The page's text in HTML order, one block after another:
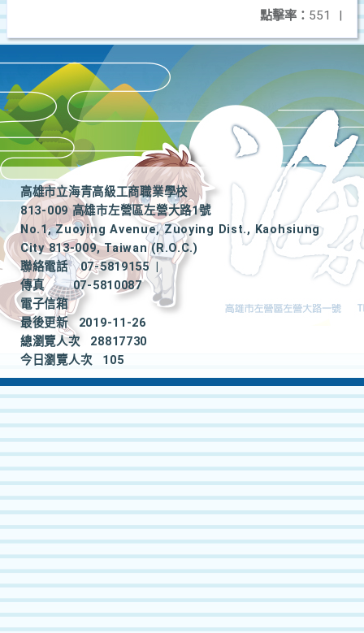
點擊率： 551 |
高雄市立海青高級工商職業學校
813-009 高雄市左營區左營大路1號
No.1, Zuoying Avenue, Zuoying Dist., Kaohsiung
City 813-009, Taiwan (R.O.C.)
聯絡電話
07-5819155
|
傳真
07-5810087
電子信箱
最後更新
2019-11-26
總瀏覽人次
28817730
今日瀏覽人次
105